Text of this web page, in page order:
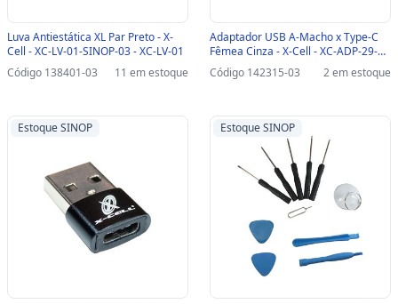
Luva Antiestática XL Par Preto - X-
Cell - XC-LV-01-SINOP-03 - XC-LV-01
Código 138401-03
11 em estoque
Adaptador USB A-Macho x Type-C
Fêmea Cinza - X-Cell - XC-ADP-29-
SINOP-03 - XC-ADP-29
Código 142315-03 2 em estoque
Estoque SINOP Estoque SINOP